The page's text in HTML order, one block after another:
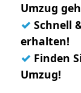
Umzug
✓ Schnell
erhalten!
✓ Finden
Umzug!